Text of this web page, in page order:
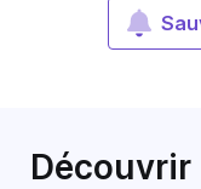
Découvrir